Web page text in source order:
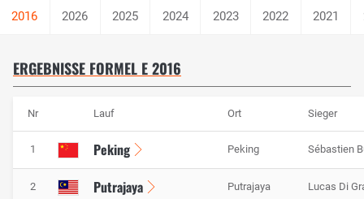
2026 2025 2024 2023 2022 2021
ERGEBNISSE FORMEL E 2016
Nr Lauf Ort Sieger
1 Peking Peking Sébastien
2 Putrajaya Putrajaya Lucas Di